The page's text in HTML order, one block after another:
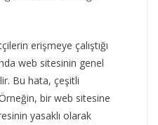
erişmeye çalıştığı
web sitesinin genel
Bu hata, çeşitli
bir web sitesine
yasaklı olarak